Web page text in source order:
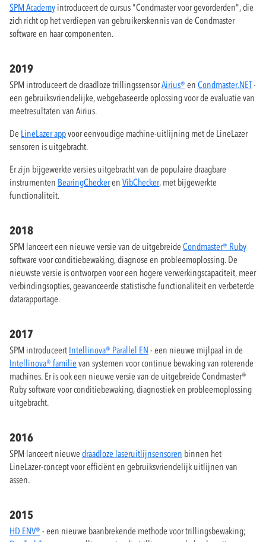
SPM Academy introduceert de cursus "Condmaster voor gevorderden", die
zich richt op het verdiepen van gebruikerskennis van de Condmaster
software en haar componenten.
2019
SPM introduceert de draadloze trillingssensorAirius® en Condmaster.NET-
een gebruiksvriendelijke, webgebaseerde oplossing voor de evaluatie van
meetresultaten van Airius.
De LineLazer appvoor eenvoudige machine-uitlijning met de LineLazer
sensoren is uitgebracht.
Er zijn bijgewerkte versies uitgebracht van de populaire draagbare
instrumenten BearingCheckeren VibChecker, met bijgewerkte
functionaliteit.
2018
SPM lanceert een nieuwe versie van de uitgebreide Condmaster® Ruby
software voor conditiebewaking, diagnose en probleemoplossing. De
nieuwste versie is ontworpen voor een hogere verwerkingscapaciteit, meer
verbindingsopties, geavanceerde statistische functionaliteit en verbeterde
datarapportage.
2017
SPM introduceert Intellinova® Parallel EN - een nieuwe mijlpaal in de
Intellinova® familie van systemen voor continue bewaking van roterende
machines. Er is ook een nieuwe versie van de uitgebreide Condmaster®
Ruby software voor conditiebewaking, diagnostiek en probleemoplossing
uitgebracht.
2016
SPM lanceert nieuwe draadloze laseruitlijnsensoren binnen het
LineLazer-concept voor efficiënt en gebruiksvriendelijk uitlijnen van
assen.
2015
HD ENV® - een nieuwe baanbrekende methode voor trillingsbewaking;